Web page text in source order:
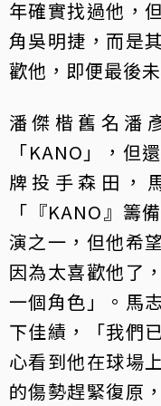
年確實找過他，
角吳明捷，而是
歡他，即便最後
潘傑楷舊名潘
「KANO」，但
牌投手森田，
「『KANO』籌
演之一，但他希
因為太喜歡他了
一個角色」。馬
下佳績，「我們
心看到他在球場
的傷勢趕緊復原